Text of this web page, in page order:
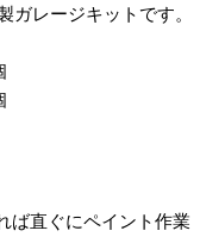
レージキットです。
ば直ぐにペイント作業